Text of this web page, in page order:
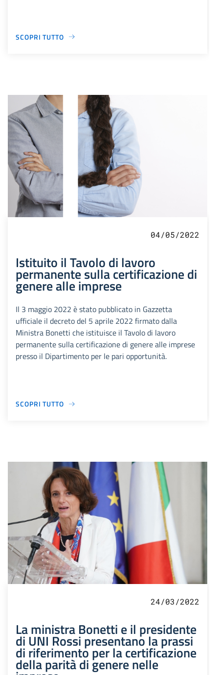
SCOPRI TUTTO
04/05/2022
Istituito il Tavolo di lavoro
permanente sulla certificazione di
genere alle imprese
Il 3 maggio 2022 è stato pubblicato in Gazzetta
ufficiale il decreto del 5 aprile 2022 firmato dalla
Ministra Bonetti che istituisce il Tavolo di lavoro
permanente sulla certificazione di genere alle imprese
presso il Dipartimento per le pari opportunità.
SCOPRI TUTTO
24/03/2022
La ministra Bonetti e il presidente
di UNI Rossi presentano la prassi
di riferimento per la certificazione
della parità di genere nelle